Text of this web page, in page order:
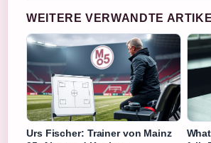
WEITERE VERWANDTE
Urs Fischer: Trainer von Mainz